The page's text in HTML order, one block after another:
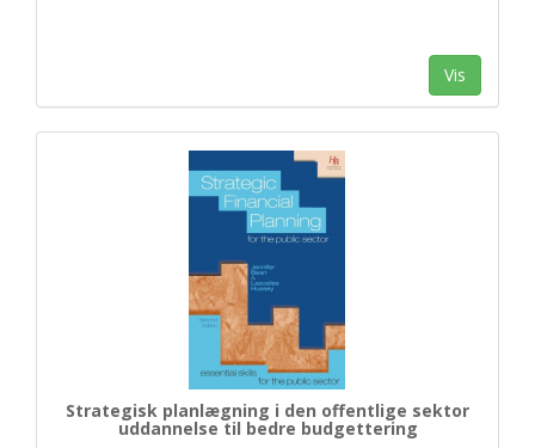
Vis
Strategisk planlægning i den offentlige sektor
uddannelse til bedre budgettering